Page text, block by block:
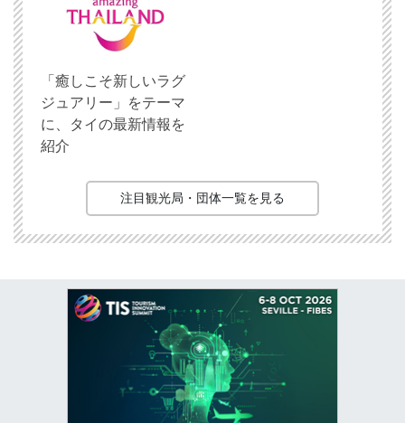
「癒しこそ新しいラグ
ジュアリー」をテーマ
に、タイの最新情報を
紹介
注目観光局・団体一覧を見る